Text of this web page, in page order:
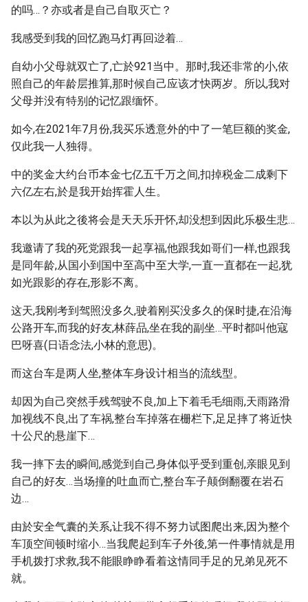
的吗…？亦或者是自己自取灭亡？
我感受到我的回忆跑马灯再回逤着…
自幼小父母就双亡了,亡於921当中。那时,我还非常的小,依
照自己的年龄层推算,那时候自己应该才快两岁。所以,我对
父母并没有特别的记忆跟缅怀。
如今,在2021年7月份,我买乐透意外的中了一笔巨额的奖金,
仅此我一人独得。
中的奖金大约台币本金七亿五千万之间,扣掉税金二成剩下
六亿左右,於是我开始挥霍人生。
本以为从此之後将会是天天乐开怀,却没想到因此乐极生悲…
我邀请了我的死党跟我一起享福,他跟我如哥们一样,也跟我
是同年龄,从国小到国中至高中至大学,一直一直都在一起,犹
如光跟影的存在,形影不离。
这天,我刚考到驾照没多久,驶着刚买没多久的保时捷,在沿海
公路开车,而我的好友,林薛品,坐在我的副坐…平时都叫他寇
巴呀喜(日语念法,小林的意思)。
而这台车是两人坐,整体车身设计相当的流线型。
却因为自己突然手残驾驶不良,加上下着毛毛细雨,天雨路滑
加视线不良,出了车祸,整台车掉落在栅栏下,足足摔了将近快
十公尺的悬崖下…
我一摔下去的瞬间,感觉到自己身体似乎受到重创,亲眼见到
自己的好友…当场撞的吐血而亡,整台车子颠倒翻覆在岩石
边…
由於安全气囊的关系,让我不得不努力试图爬出来,因为整个
车顶空间顿时缩小…当我爬起到车子外後,第一件事情就是用
手机拨打求救,我不能眼睁睁看着这情同手足的兄弟见死不
就。